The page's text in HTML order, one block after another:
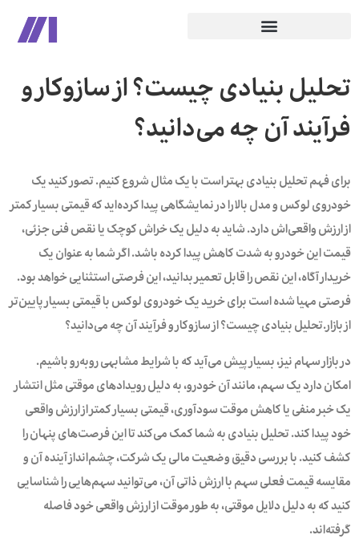
تحلیل بنیادی چیست؟ از سازوکار و
فرآیند آن چه می‌دانید؟
برای فهم تحلیل بنیادی بهتر است با یک مثال شروع کنیم. تصور کنید یک
خودروی لوکس و مدل بالا را در نمایشگاهی پیدا کرده‌اید که قیمتی بسیار کمتر
از ارزش واقعی‌اش دارد. شاید به دلیل یک خراش کوچک یا نقص فنی جزئی،
قیمت این خودرو به شدت کاهش پیدا کرده باشد. اگر شما به عنوان یک
خریدار آگاه، این نقص را قابل تعمیر بدانید، این فرصتی استثنایی خواهد بود.
فرصتی مهیا شده است برای خرید یک خودروی لوکس با قیمتی بسیار پایین‌تر
از بازار.تحلیل بنیادی چیست؟ از سازوکار و فرآیند آن چه می‌دانید؟
در بازار سهام نیز، بسیار پیش می‌آید که با شرایط مشابهی روبه‌رو باشیم.
امکان دارد یک سهم، مانند آن خودرو، به دلیل رویدادهای موقتی مثل انتشار
یک خبر منفی یا کاهش موقت سودآوری، قیمتی بسیار کمتر از ارزش واقعی
خود پیدا کند. تحلیل بنیادی به شما کمک می‌کند تا این فرصت‌های پنهان را
کشف کنید. با بررسی دقیق وضعیت مالی یک شرکت، چشم‌انداز آینده آن و
مقایسه قیمت فعلی سهم با ارزش ذاتی آن، می‌توانید سهم‌هایی را شناسایی
کنید که به دلیل دلایل موقتی، به طور موقت از ارزش واقعی خود فاصله
گرفته‌اند.